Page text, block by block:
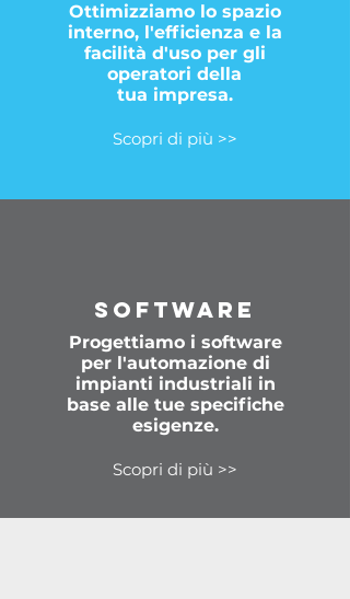
Ottimizziamo lo spazio
interno, l'efficienza e la
facilità d'uso per gli
operatori della
tua impresa.
Scopri di più >>
SOFTWARE
Progettiamo i software
per l'automazione di
impianti industriali in
base alle tue specifiche
esigenze.
Scopri di più >>